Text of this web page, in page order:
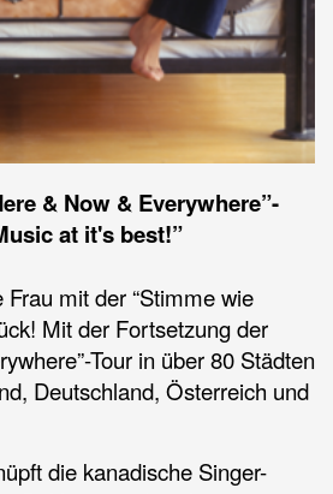
& Now & Everywhere”-
at it's best!”
mit der “Stimme wie
Mit der Fortsetzung der
Tour in über 80 Städten
Deutschland, Österreich und
die kanadische Singer-